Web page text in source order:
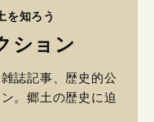
を知ろう
ション
誌記事、歴史的公
。郷土の歴史に迫